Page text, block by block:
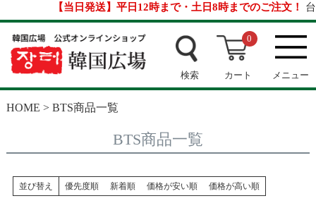
【当日発送】平日12時まで・土日8時までのご注文！
検索
0
カート メニュー
HOME BTS商品一覧
BTS商品一覧
並び替え 優先度順 新着順 価格が安い順 価格が高い順